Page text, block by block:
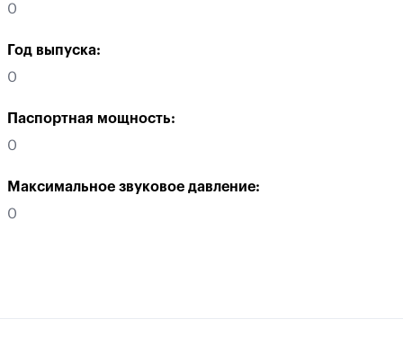
0
Год выпуска:
0
Паспортная мощность:
0
Максимальное звуковое давление:
0